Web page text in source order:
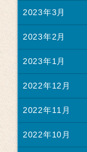
2023年3月
2023年2月
2023年1月
2022年12月
2022年11月
2022年10月